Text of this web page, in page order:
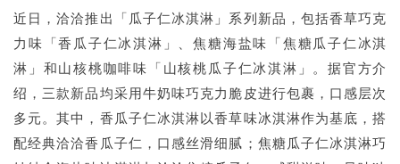
近日，洽洽推出「瓜子仁冰淇淋」系列新品，包括香草巧克
力味「香瓜子仁冰淇淋」、焦糖海盐味「焦糖瓜子仁冰淇
淋」和山核桃咖啡味「山核桃瓜子仁冰淇淋」。据官方介
绍，三款新品均采用牛奶味巧克力脆皮进行包裹，口感层次
多元。其中，香瓜子仁冰淇淋以香草味冰淇淋作为基底，搭
配经典洽洽香瓜子仁，口感丝滑细腻；焦糖瓜子仁冰淇淋巧